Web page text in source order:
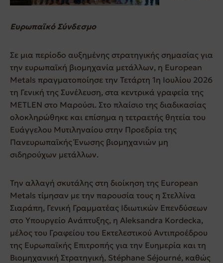
Ευρωπαϊκό Σύνδεσμο
Σε μια περίοδο αυξημένης στρατηγικής σημασίας για
την ευρωπαϊκή βιομηχανία μετάλλων, η European
Metals πραγματοποίησε την Τετάρτη 1η Ιουλίου 2026
τη Γενική της Συνέλευση, στα κεντρικά γραφεία της
METLEN στο Μαρούσι. Στο πλαίσιο της διαδικασίας
ολοκληρώθηκε και επίσημα η τετραετής θητεία του
Ευάγγελου Μυτιληναίου στην Προεδρία της
Πανευρωπαϊκής Ένωσης βιομηχανιών μη
σιδηρούχων μετάλλων.
Την αλλαγή σκυτάλης στη διοίκηση της European
Metals τίμησαν με την παρουσία τους η Στελλίνα
Σιαράπη, Γενική Γραμματέας Ιδιωτικών Επενδύσεων
στο Υπουργείο Ανάπτυξης, η Aleksandra Kordecka,
μέλος του Γραφείου του Εκτελεστικού Αντιπροέδρου
της Ευρωπαϊκής Επιτροπής για την Ευημερία και τη
Βιομηχανική Στρατηγική, Stéphane Séjourné, καθώς